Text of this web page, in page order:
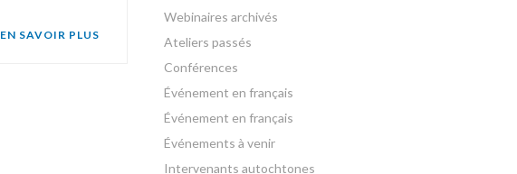
EN SAVOIR PLUS
Webinaires archivés
Ateliers passés
Conférences
Événement en français
Événement en français
Événements à venir
Intervenants autochtones